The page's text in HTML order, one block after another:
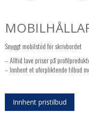
Snyggt mobilstöd för skrivbordet
– Alltid lave priser på
– Innhent et uforpliktende tilbud
Innhent pristilbud